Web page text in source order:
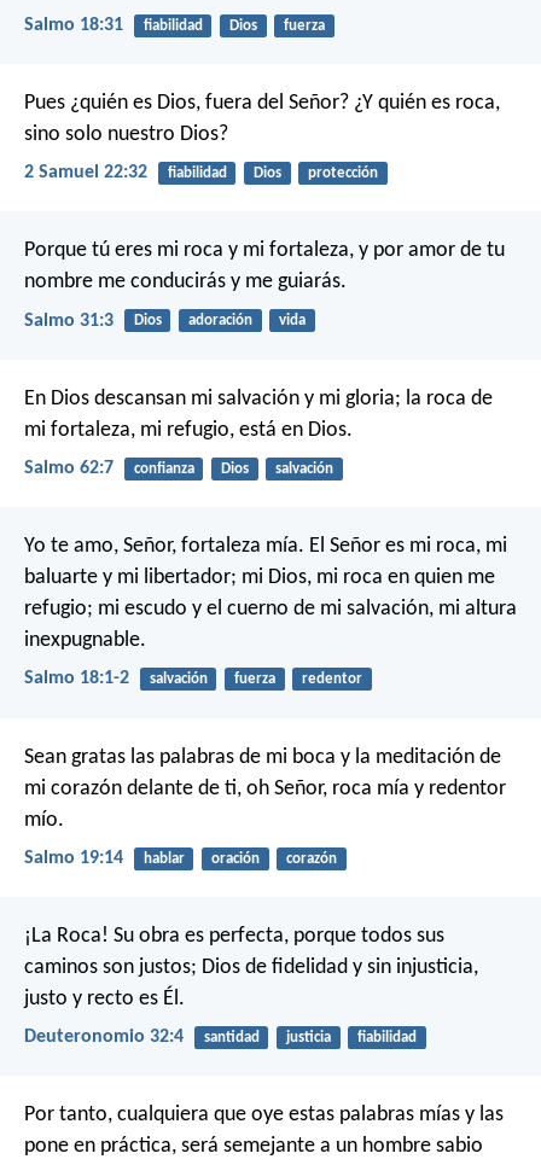
Salmo 18:31 fiabilidad Dios fuerza
Pues ¿quién es Dios, fuera del Señor? ¿Y quién es roca,
sino solo nuestro Dios?
2 Samuel 22:32 fiabilidad Dios protección
Porque tú eres mi roca y mi fortaleza, y por amor de tu
nombre me conducirás y me guiarás.
Salmo 31:3 Dios adoración vida
En Dios descansan mi salvación y mi gloria; la roca de
mi fortaleza, mi refugio, está en Dios.
Salmo 62:7 confianza Dios salvación
Yo te amo, Señor, fortaleza mía. El Señor es mi roca, mi
baluarte y mi libertador; mi Dios, mi roca en quien me
refugio; mi escudo y el cuerno de mi salvación, mi altura
inexpugnable.
Salmo 18:1-2 salvación fuerza redentor
Sean gratas las palabras de mi boca y la meditación de
mi corazón delante de ti, oh Señor, roca mía y redentor
mío.
Salmo 19:14 hablar oración corazón
¡La Roca! Su obra es perfecta, porque todos sus
caminos son justos; Dios de fidelidad y sin injusticia,
justo y recto es Él.
Deuteronomio 32:4 santidad justicia fiabilidad
Por tanto, cualquiera que oye estas palabras mías y las
pone en práctica, será semejante a un hombre sabio